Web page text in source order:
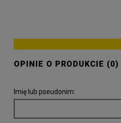
OPINIE O PRODUKCIE (0)
Imię lub pseudonim: